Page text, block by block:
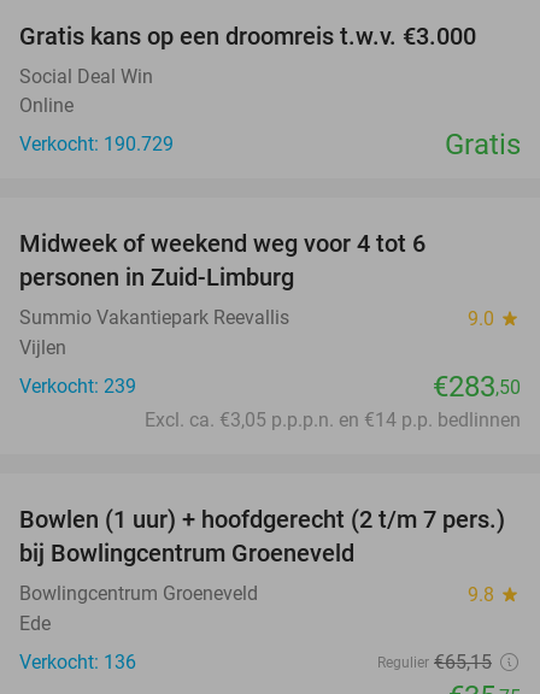
Gratis kans op een droomreis t.w.v. €3.000
Social Deal Win
Online
Verkocht: 190.729
Gratis
Midweek of weekend weg voor 4 tot 6
personen in Zuid-Limburg
Summio Vakantiepark Reevallis 9.0 star
Vijlen
Verkocht: 239
€283,50
Excl. ca. €3,05 p.p.p.n. en €14 p.p. bedlinnen
45%
Bowlen (1 uur) + hoofdgerecht (2 t/m 7 pers.)
bij Bowlingcentrum Groeneveld
Bowlingcentrum Groeneveld 9.8 star
Ede
Verkocht: 136
Regulier €65,15